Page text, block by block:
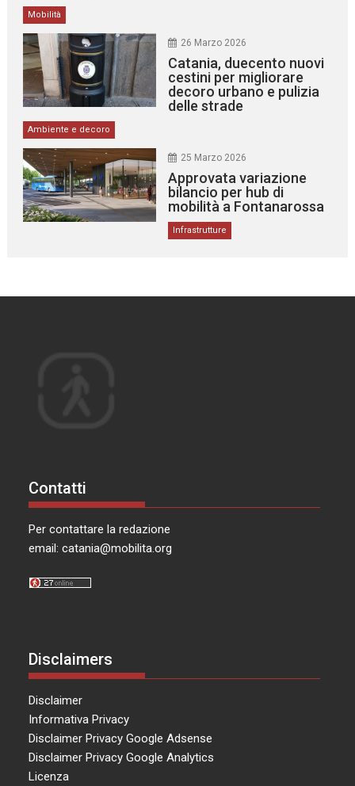
Mobilità
26 Marzo 2026
Catania, duecento nuovi
cestini per migliorare
decoro urbano e pulizia
delle strade
Ambiente e decoro
25 Marzo 2026
Approvata variazione
bilancio per hub di
mobilità a Fontanarossa
Infrastrutture
Contatti
Per contattare la redazione
email:catania@mobilita.org
Disclaimers
Disclaimer
Informativa Privacy
Disclaimer Privacy Google Adsense
Disclaimer Privacy Google Analytics
Licenza